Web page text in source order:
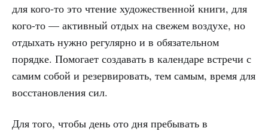
для кого-то это чтение художественной книги, для
кого-то — активный отдых на свежем воздухе, но
отдыхать нужно регулярно и в обязательном
порядке. Помогает создавать в календаре встречи с
самим собой и резервировать, тем самым, время для
восстановления сил.
Для того, чтобы день ото дня пребывать в